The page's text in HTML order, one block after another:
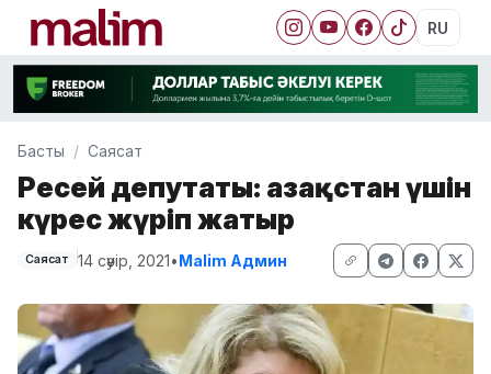
RU
Басты Саясат
Ресей депутаты: Қазақстан үшін
күрес жүріп жатыр
Саясат 14 сәуір, 2021•Malim Админ